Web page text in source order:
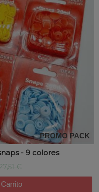
PROMO PACK
- 9 colores
€